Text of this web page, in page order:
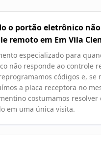
o portão eletrônico
remoto em Em Vila
especializado para
não responde ao controle
códigos e, se
a placa receptora no
costumamos resolver
em uma única visita.